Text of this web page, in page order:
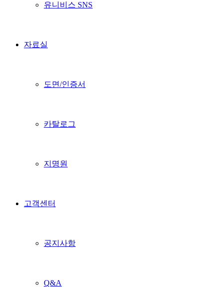
유니비스 SNS
자료실
도면/인증서
카탈로그
지명원
고객센터
공지사항
Q&A